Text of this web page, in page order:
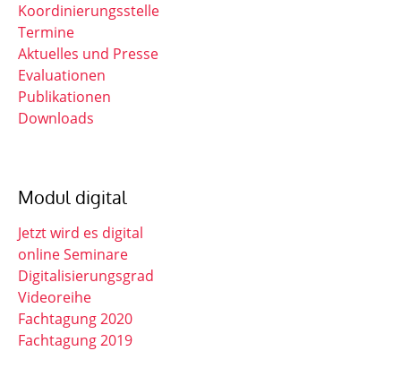
Koordinierungsstelle
Termine
Aktuelles und Presse
Evaluationen
Publikationen
Downloads
Modul digital
Jetzt wird es digital
online Seminare
Digitalisierungsgrad
Videoreihe
Fachtagung 2020
Fachtagung 2019